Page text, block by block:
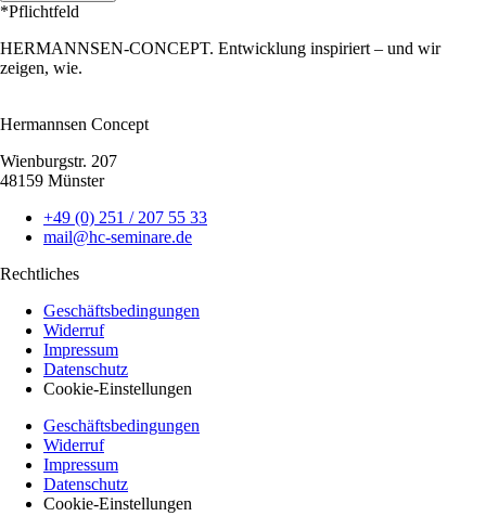
*Pflichtfeld
HERMANNSEN-CONCEPT. Entwicklung inspiriert – und wir
zeigen, wie.
Hermannsen Concept
Wienburgstr. 207
48159 Münster
+49 (0) 251 / 207 55 33
mail@hc-seminare.de
Rechtliches
Geschäftsbedingungen
Widerruf
Impressum
Datenschutz
Cookie-Einstellungen
Geschäftsbedingungen
Widerruf
Impressum
Datenschutz
Cookie-Einstellungen